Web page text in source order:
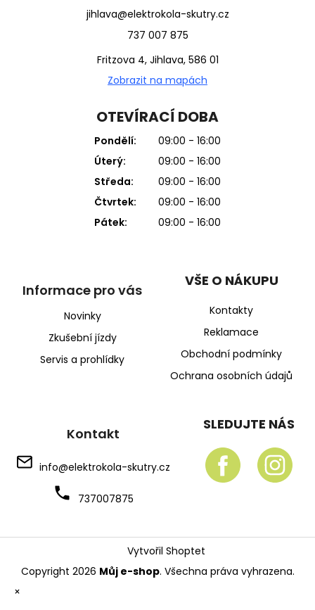
jihlava@elektrokola-skutry.cz
737 007 875
Fritzova 4, Jihlava, 586 01
Zobrazit na mapách
OTEVÍRACÍ DOBA
Pondělí:
09:00 - 16:00
Úterý:
09:00 - 16:00
Středa:
09:00 - 16:00
Čtvrtek:
09:00 - 16:00
Pátek:
09:00 - 16:00
Informace pro vás
Novinky
Zkušební jízdy
Servis a prohlídky
VŠE O NÁKUPU
Kontakty
Reklamace
Obchodní podmínky
Ochrana osobních údajů
Kontakt
info@elektrokola-skutry.cz
737007875
SLEDUJTE NÁS
Vytvořil Shoptet
Copyright 2026 Můj e-shop. Všechna práva vyhrazena.
×